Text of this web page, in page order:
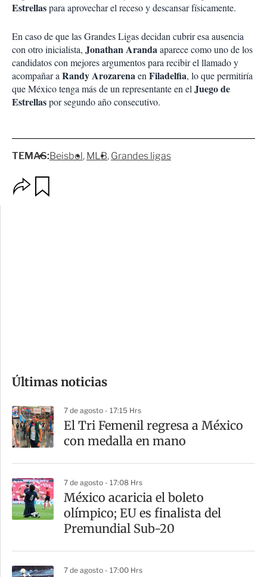
Estrellaspara aprovechar el receso y descansar físicamente.
En caso de que las Grandes Ligas decidan cubrir esa ausencia
con otro inicialista, Jonathan Arandaaparece como uno de los
candidatos con mejores argumentos para recibir el llamado y
acompañar aRandy ArozarenaenFiladelfia, lo que permitiría
que México tenga más de un representante en elJuego de
Estrellaspor segundo año consecutivo.
TEMAS:Beisbol MLB Grandes ligas
m
a
r
t
r
Últimas noticias
7 de agosto - 17:15 Hrs
El Tri Femenil regresa a México
con medalla en mano
7 de agosto - 17:08 Hrs
México acaricia el boleto
olímpico; EU es finalista del
Premundial Sub-20
7 de agosto - 17:00 Hrs